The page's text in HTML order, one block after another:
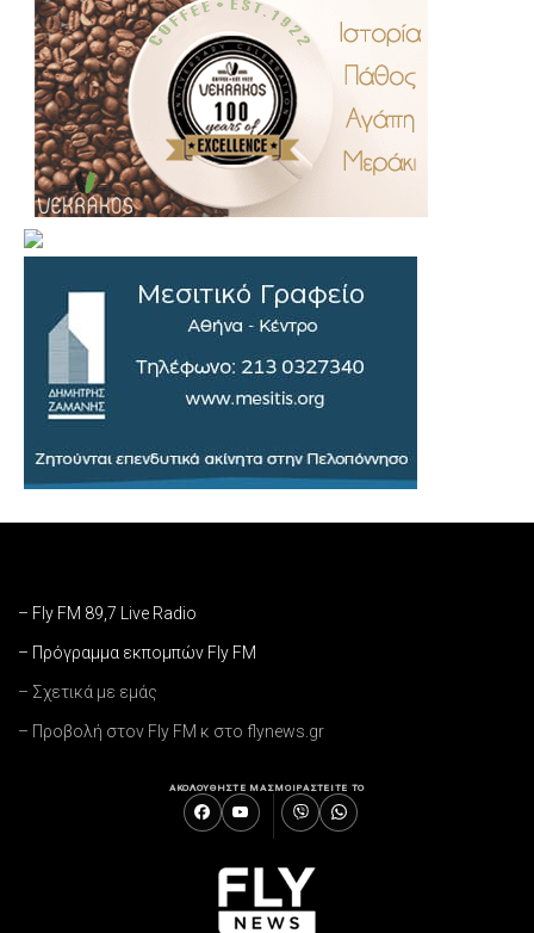
– Fly FM 89,7 Live Radio
– Πρόγραμμα εκπομπών Fly FM
– Σχετικά με εμάς
– Προβολή στον Fly FM κ στο flynews.gr
ΑΚΟΛΟΥΘΗΣΤΕ ΜΑΣΜΟΙΡΑΣΤΕΙΤΕ ΤΟ